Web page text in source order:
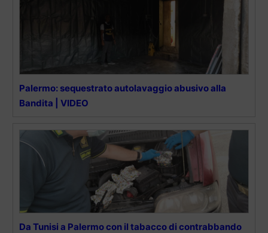
Palermo: sequestrato autolavaggio abusivo alla
Bandita | VIDEO
Da Tunisi a Palermo con il tabacco di contrabbando